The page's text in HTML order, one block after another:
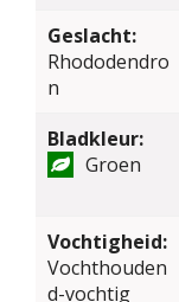
Geslacht:
Rhododendro
n
Bladkleur:
Groen
Vochtigheid:
Vochthouden
d-vochtig